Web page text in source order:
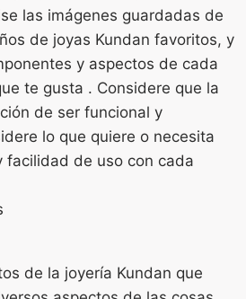
las imágenes guardadas de
de joyas Kundan favoritos, y
y aspectos de cada
te gusta . Considere que la
de ser funcional y
lo que quiere o necesita
facilidad de uso con cada
de la joyería Kundan que